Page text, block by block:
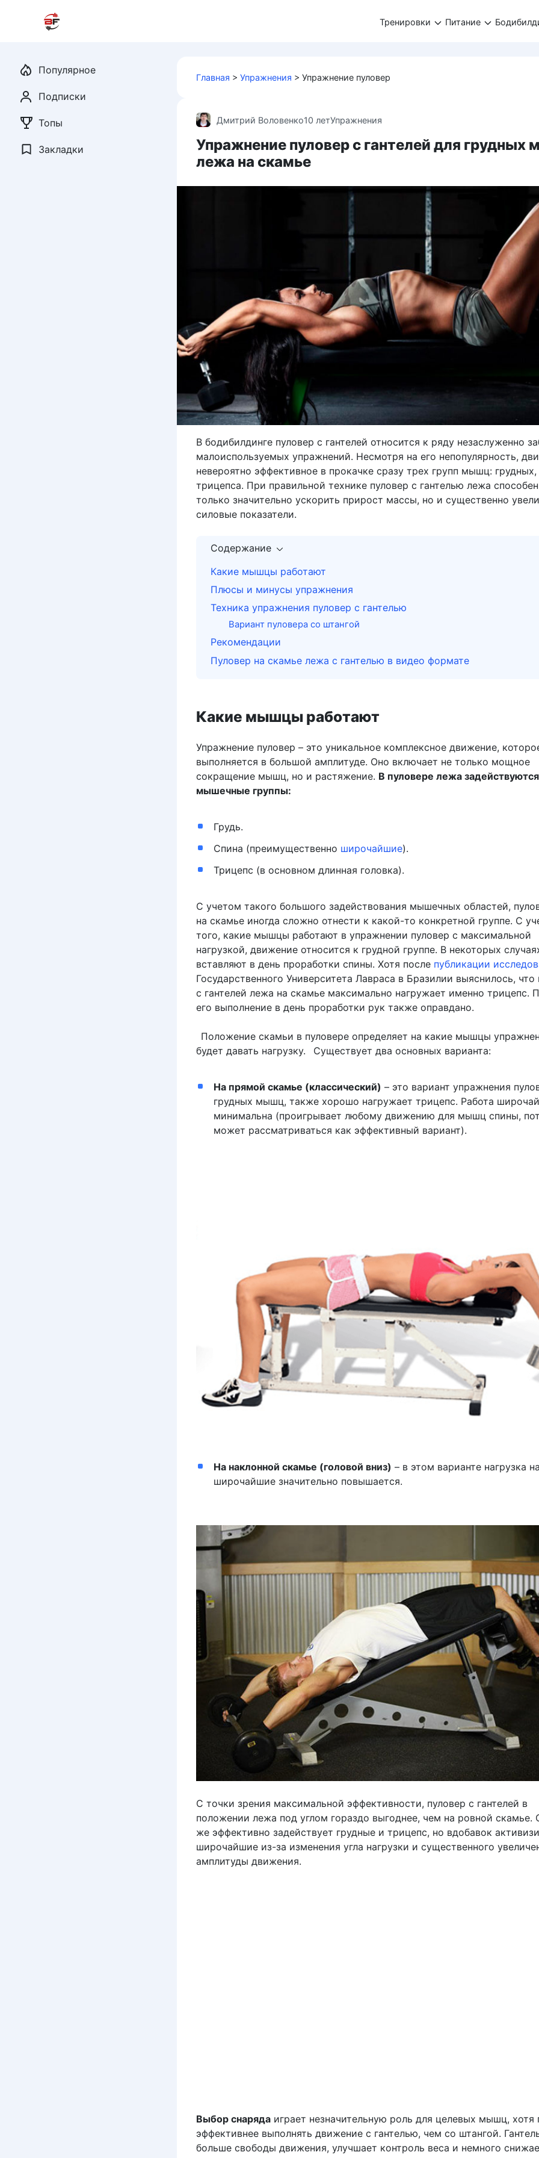
Тренировки Питание
Главная > Упражнения > Упражнение пуловер
Дмитрий Воловенко10 летУпражнения
Упражнение пуловер с гантелей для грудных
лежа на скамье
В бодибилдинге пуловер с гантелей относится к ряду незаслуженно
малоиспользуемых упражнений. Несмотря на его непопулярность,
невероятно эффективное в прокачке сразу трех групп мышц:
трицепса. При правильной технике пуловер с гантелью лежа
только значительно ускорить прирост массы, но и существенно
силовые показатели.
Содержание
Какие мышцы работают
Плюсы и минусы упражнения
Техника упражнения пуловер с гантелью
Вариант пуловера со штангой
Рекомендации
Пуловер на скамье лежа с гантелью в видео формате
Какие мышцы работают
Упражнение пуловер – это уникальное комплексное движение,
выполняется в большой амплитуде. Оно включает не только мощное
сокращение мышц, но и растяжение. В пуловере лежа
мышечные группы:
Грудь.
Спина (преимущественно широчайшие).
Трицепс (в основном длинная головка).
С учетом такого большого задействования мышечных областей,
на скамье иногда сложно отнести к какой-то конкретной группе. С
того, какие мышцы работают в упражнении пуловер с максимальной
нагрузкой, движение относится к грудной группе. В некоторых
вставляют в день проработки спины. Хотя после публикации
Государственного Университета Лавраса в Бразилии выяснилось, что
с гантелей лежа на скамье максимально нагружает именно трицепс.
его выполнение в день проработки рук также оправдано.
Положение скамьи в пуловере определяет на какие мышцы
будет давать нагрузку.
Существует два основных варианта:
На прямой скамье (классический) – это вариант упражнения
грудных мышц, также хорошо нагружает трицепс. Работа
минимальна (проигрывает любому движению для мышц спины,
может рассматриваться как эффективный вариант).
На наклонной скамье (головой вниз) – в этом варианте нагрузка
широчайшие значительно повышается.
С точки зрения максимальной эффективности, пуловер с гантелей в
положении лежа под углом гораздо выгоднее, чем на ровной скамье.
же эффективно задействует грудные и трицепс, но вдобавок
широчайшие из-за изменения угла нагрузки и существенного
амплитуды движения.
Выбор снаряда играет незначительную роль для целевых мышц, хотя
эффективнее выполнять движение с гантелью, чем со штангой.
больше свободы движения, улучшает контроль веса и немного
Популярное
Подписки
Топы
Закладки